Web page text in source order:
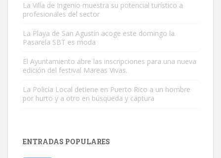
Este gato macho ha aparecido en la calle hace menos de un mes,
Leales.org » Gran Canaria
9.7.2025
Adopción urgente
La Villa de Ingenio muestra su potencial turístico a
profesionales del sector
La Playa de San Agustín acoge este domingo la
Pasarela SBT es moda
El Ayuntamiento abre las inscripciones para una nueva
edición del festival Mareas Vivas.
La Policía Local detiene en Puerto Rico a un hombre
por hurto y a otro en búsqueda y captura
ENTRADAS POPULARES